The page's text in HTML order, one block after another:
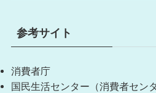
参考サイト
消費者庁
国民生活センター（消費者センタ